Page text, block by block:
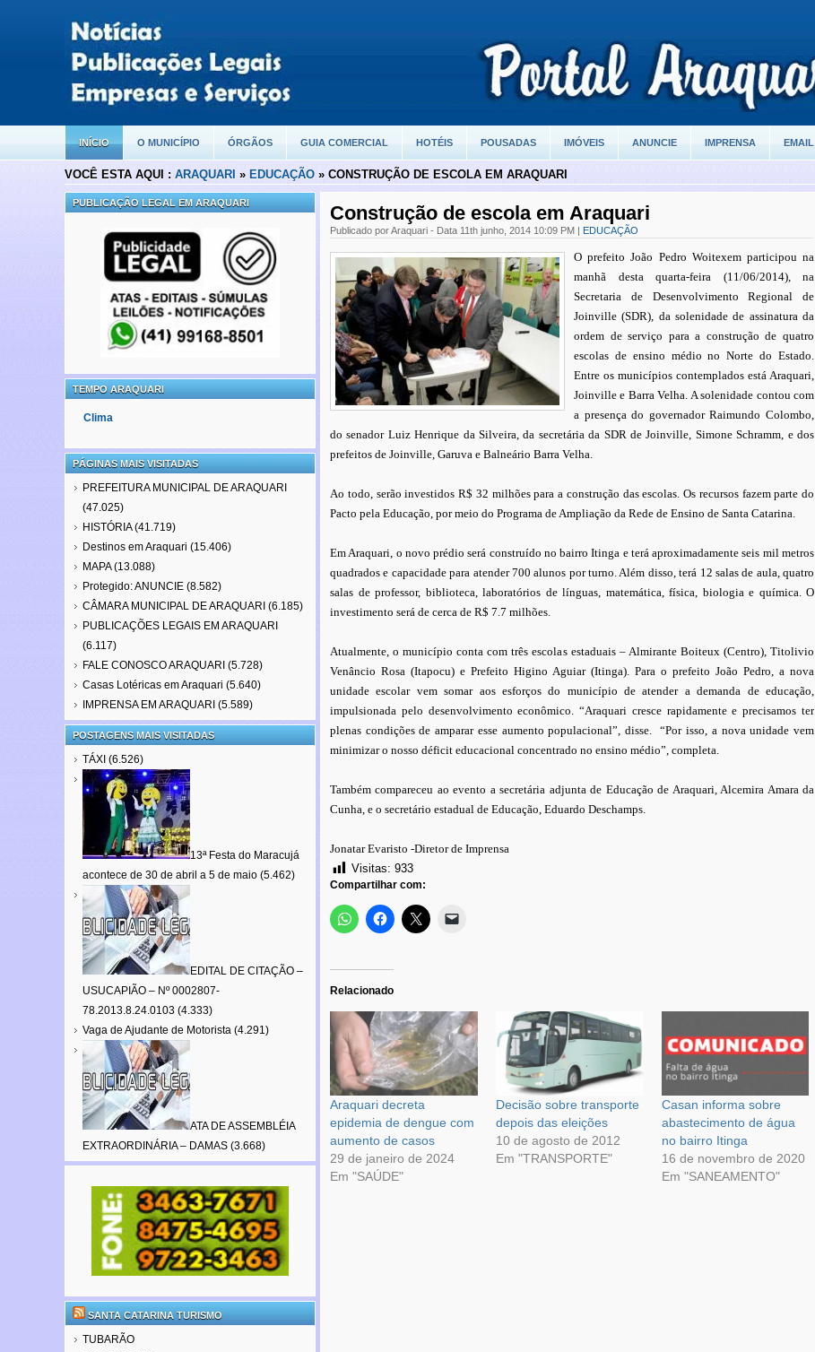
INÍCIO O MUNICÍPIO ÓRGÃOS GUIA COMERCIAL HOTÉIS POUSADAS IMÓVEIS ANUNCIE IMPRENSA EMAIL
VOCÊ ESTA AQUI : ARAQUARI » EDUCAÇÃO » CONSTRUÇÃO DE ESCOLA EM ARAQUARI
PUBLICAÇÃO LEGAL EM ARAQUARI
TEMPO ARAQUARI
Clima
PÁGINAS MAIS VISITADAS
PREFEITURA MUNICIPAL DE ARAQUARI
(47.025)
HISTÓRIA (41.719)
Destinos em Araquari (15.406)
MAPA (13.088)
Protegido: ANUNCIE (8.582)
CÂMARA MUNICIPAL DE ARAQUARI (6.185)
PUBLICAÇÕES LEGAIS EM ARAQUARI
(6.117)
FALE CONOSCO ARAQUARI (5.728)
Casas Lotéricas em Araquari (5.640)
IMPRENSA EM ARAQUARI (5.589)
POSTAGENS MAIS VISITADAS
TÁXI (6.526)
13ª Festa do Maracujá
acontece de 30 de abril a 5 de maio (5.462)
EDITAL DE CITAÇÃO –
USUCAPIÃO – Nº 0002807-
78.2013.8.24.0103 (4.333)
Vaga de Ajudante de Motorista (4.291)
ATA DE ASSEMBLÉIA
EXTRAORDINÁRIA – DAMAS (3.668)
SANTA CATARINA TURISMO
TUBARÃO
Construção de escola em Araquari
Publicado por Araquari - Data 11th junho, 2014 10:09 PM | EDUCAÇÃO
O prefeito João Pedro Woitexem participou na
manhã desta quarta-feira (11/06/2014), na
Secretaria de Desenvolvimento Regional de
Joinville (SDR), da solenidade de assinatura da
ordem de serviço para a construção de quatro
escolas de ensino médio no Norte do Estado.
Entre os municípios contemplados está Araquari,
Joinville e Barra Velha. A solenidade contou com
a presença do governador Raimundo Colombo,
do senador Luiz Henrique da Silveira, da secretária da SDR de Joinville, Simone Schramm, e dos
prefeitos de Joinville, Garuva e Balneário Barra Velha.
Ao todo, serão investidos R$ 32 milhões para a construção das escolas. Os recursos fazem parte do
Pacto pela Educação, por meio do Programa de Ampliação da Rede de Ensino de Santa Catarina.
Em Araquari, o novo prédio será construído no bairro Itinga e terá aproximadamente seis mil metros
quadrados e capacidade para atender 700 alunos por turno. Além disso, terá 12 salas de aula, quatro
salas de professor, biblioteca, laboratórios de línguas, matemática, física, biologia e química. O
investimento será de cerca de R$ 7.7 milhões.
Atualmente, o município conta com três escolas estaduais – Almirante Boiteux (Centro), Titolivio
Venâncio Rosa (Itapocu) e Prefeito Higino Aguiar (Itinga). Para o prefeito João Pedro, a nova
unidade escolar vem somar aos esforços do município de atender a demanda de educação,
impulsionada pelo desenvolvimento econômico. “Araquari cresce rapidamente e precisamos ter
plenas condições de amparar esse aumento populacional”, disse. “Por isso, a nova unidade vem
minimizar o nosso déficit educacional concentrado no ensino médio”, completa.
Também compareceu ao evento a secretária adjunta de Educação de Araquari, Alcemira Amara da
Cunha, e o secretário estadual de Educação, Eduardo Deschamps.
Jonatar Evaristo -Diretor de Imprensa
Visitas: 933
Compartilhar com:
Relacionado
Araquari decreta
epidemia de dengue com
aumento de casos
29 de janeiro de 2024
Em "SAÚDE"
Decisão sobre transporte
depois das eleições
10 de agosto de 2012
Em "TRANSPORTE"
Casan informa sobre
abastecimento de água
no bairro Itinga
16 de novembro de 2020
Em "SANEAMENTO"